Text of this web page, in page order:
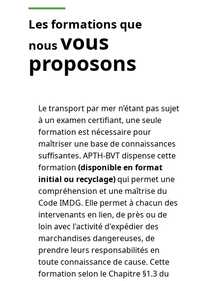
Les formations que
nousvous
proposons
Le transport par mer n’étant pas sujet
à un examen certifiant, une seule
formation est nécessaire pour
maîtriser une base de connaissances
suffisantes. APTH-BVT dispense cette
formation(disponible en format
initial ou recyclage)qui permet une
compréhension et une maîtrise du
Code IMDG. Elle permet à chacun des
intervenants en lien, de près ou de
loin avec l'activité d'expédier des
marchandises dangereuses, de
prendre leurs responsabilités en
toute connaissance de cause. Cette
formation selon le Chapitre §1.3 du